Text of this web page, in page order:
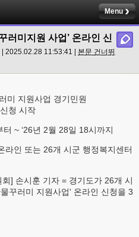
Menu
러미지원 사업’ 온라인 신
| 2025.02.28 11:53:41 | 본문 건너뛰
미 지원사업 경기민원
청 시작
~ ‘26년 2월 28일 18시까지
라인 또는 26개 시군 행정복지센터
] 손시훈 기자 = 경기도가 26개 시
꾸러미 지원사업' 온라인 신청을 3